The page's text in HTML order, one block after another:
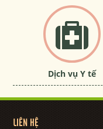
Dịch vụ Y tế
LIÊN HỆ